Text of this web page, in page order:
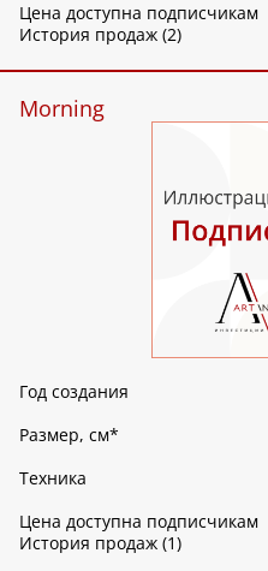
Цена доступна подписчикам
История продаж (2)
Morning
Год создания
Размер, см*
Техника
Цена доступна подписчикам
История продаж (1)